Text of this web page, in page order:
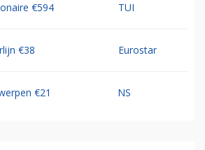
€594 TUI
€38 Eurostar
€21 NS